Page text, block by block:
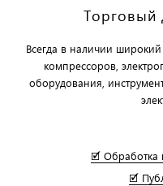
Всегда в наличии
компрессоров,
оборудования,
🗹 Обработка
🗹